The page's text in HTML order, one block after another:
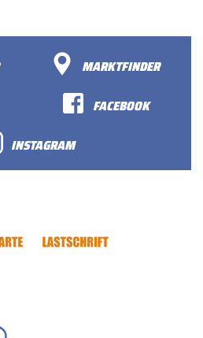
MARKTFINDER
FACEBOOK
INSTAGRAM